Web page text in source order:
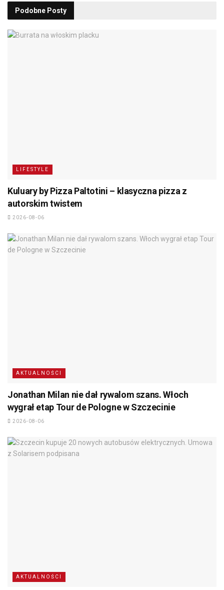
Podobne Posty
LIFESTYLE
Kuluary by Pizza Paltotini – klasyczna pizza z
autorskim twistem
2026-08-06
AKTUALNOŚCI
Jonathan Milan nie dał rywalom szans. Włoch
wygrał etap Tour de Pologne w Szczecinie
2026-08-06
AKTUALNOŚCI